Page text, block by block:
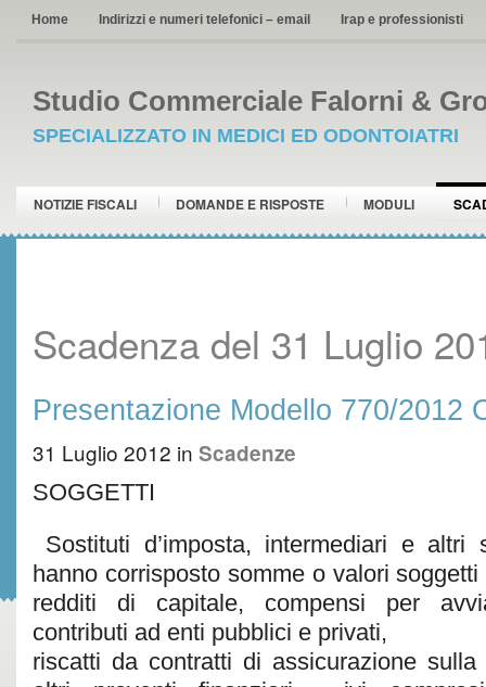
Home Indirizzi e numeri telefonici – email Irap e professionisti
Studio Commerciale Falorni &
SPECIALIZZATO IN MEDICI ED ODONTOIATRI
NOTIZIE FISCALI DOMANDE E RISPOSTE MODULI
Scadenza del 31 Luglio
Presentazione Modello 770/2012
31 Luglio 2012 in Scadenze
SOGGETTI
Sostituti d’imposta, intermediari e altri
hanno corrisposto somme o valori
redditi di capitale, compensi per
contributi ad enti pubblici e privati,
riscatti da contratti di assicurazione